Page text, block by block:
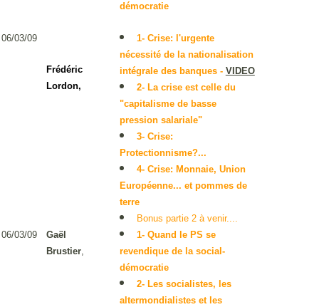
démocratie
06/03/09
Frédéric
Lordon,
1- Crise: l'urgente
nécessité de la nationalisation
intégrale des banques - VIDEO
2- La crise est celle du
"capitalisme de basse
pression salariale"
3- Crise:
Protectionnisme?...
4- Crise: Monnaie, Union
Européenne... et pommes de
terre
Bonus partie 2 à venir....
06/03/09
Gaël
Brustier,
1- Quand le PS se
revendique de la social-
démocratie
2- Les socialistes, les
altermondialistes et les